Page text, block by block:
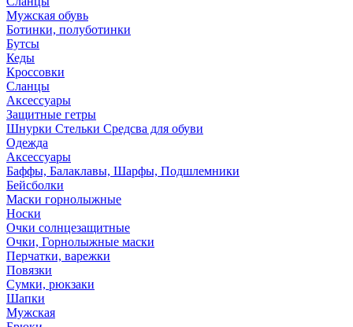
Мужская обувь
Ботинки, полуботинки
Бутсы
Кеды
Кроссовки
Сланцы
Аксессуары
Защитные гетры
Шнурки Стельки Средсва для обуви
Одежда
Аксессуары
Баффы, Балаклавы, Шарфы, Подшлемники
Бейсболки
Маски горнолыжные
Носки
Очки солнцезащитные
Очки, Горнолыжные маски
Перчатки, варежки
Повязки
Сумки, рюкзаки
Шапки
Мужская